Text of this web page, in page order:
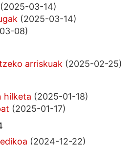
(2025-03-14)
(2025-03-14)
08)
arriskuak (2025-02-25)
hilketa (2025-01-18)
(2025-01-17)
(2024-12-22)